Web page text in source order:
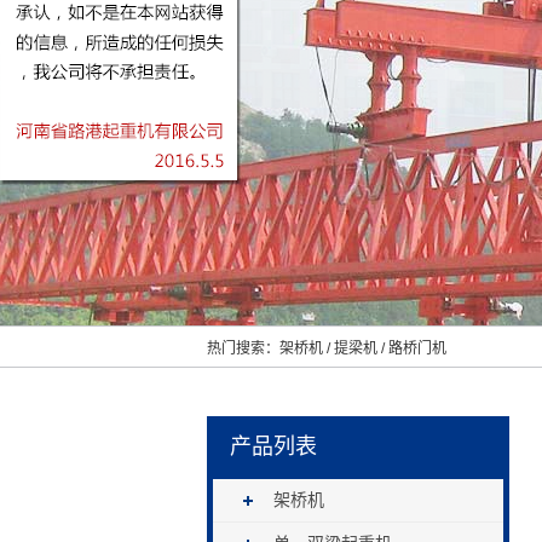
热门搜索： 架桥机 /提梁机 /路桥门机
产品列表
架桥机